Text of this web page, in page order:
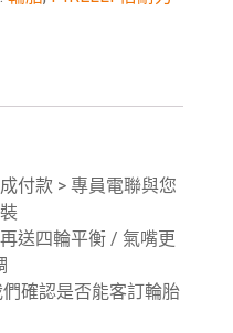
付款 > 專員電聯與您
送四輪平衡 / 氣嘴更
確認是否能客訂輪胎